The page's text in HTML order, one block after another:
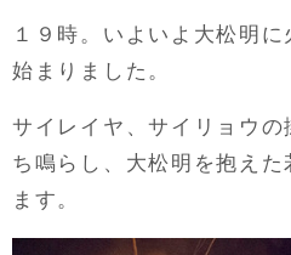
１９時。いよいよ大松明
始まりました。
サイレイヤ、サイリョウ
ち鳴らし、大松明を抱えた
ます。